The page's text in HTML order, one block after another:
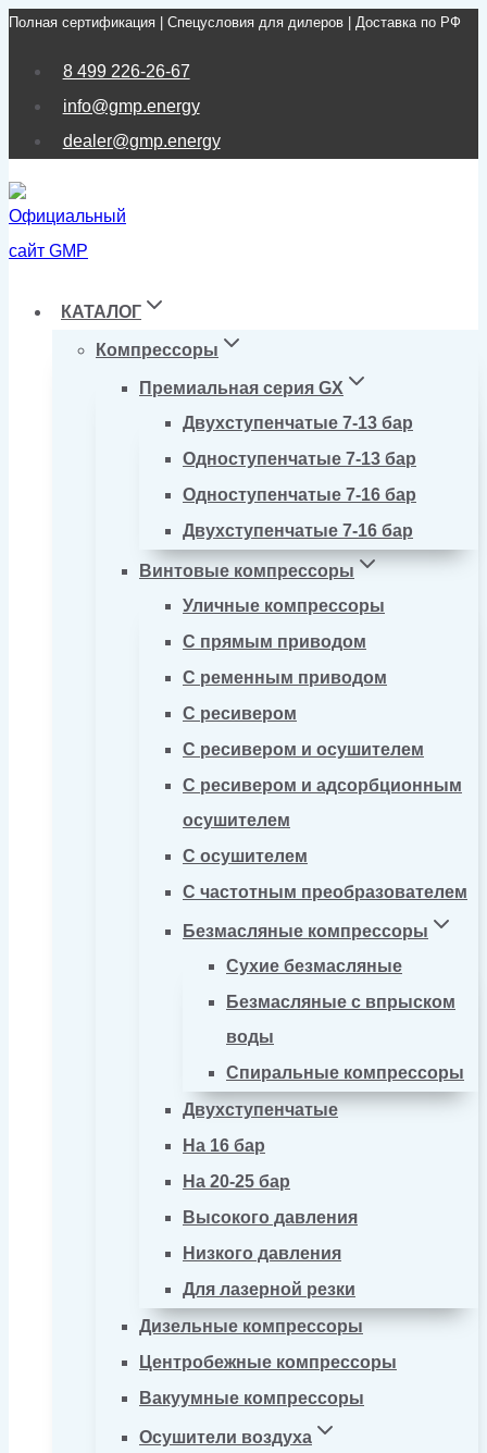
Перейти
Полная сертификация | Спецусловия для дилеров | Доставка по РФ
8 499 226-26-67
info@gmp.energy
dealer@gmp.energy
КАТАЛОГ
Компрессоры
Премиальная серия GX
Двухступенчатые 7-13 бар
Одноступенчатые 7-13 бар
Одноступенчатые 7-16 бар
Двухступенчатые 7-16 бар
Винтовые компрессоры
Уличные компрессоры
С прямым приводом
С ременным приводом
С ресивером
С ресивером и осушителем
С ресивером и адсорбционным
осушителем
С осушителем
С частотным преобразователем
Безмасляные компрессоры
Сухие безмасляные
Безмасляные с впрыском
воды
Спиральные компрессоры
Двухступенчатые
На 16 бар
На 20-25 бар
Высокого давления
Низкого давления
Для лазерной резки
Дизельные компрессоры
Центробежные компрессоры
Вакуумные компрессоры
Осушители воздуха